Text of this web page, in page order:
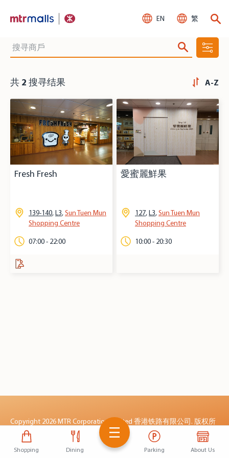
EN 繁
Shopping Dining Parking About Us
共 2 搜寻结果 A-Z
Fresh Fresh
139-140,L3,Sun Tuen Mun
Shopping Centre
07:00 - 22:00
愛蜜麗鮮果
127,L3,Sun Tuen Mun
Shopping Centre
10:00 - 20:30
Copyright 2026 MTR Corporation Limited 香港铁路有限公司. 版权所